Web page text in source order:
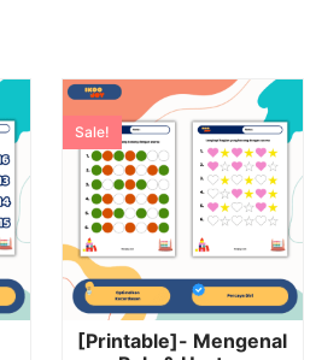
Sale!
[Printable]- Mengenal